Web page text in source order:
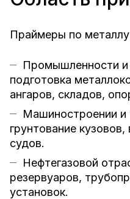
Праймеры по
Промышленности и
подготовка
ангаров, складов,
Машиностроении и
грунтование кузовов,
судов.
Нефтегазовой
резервуаров,
установок.